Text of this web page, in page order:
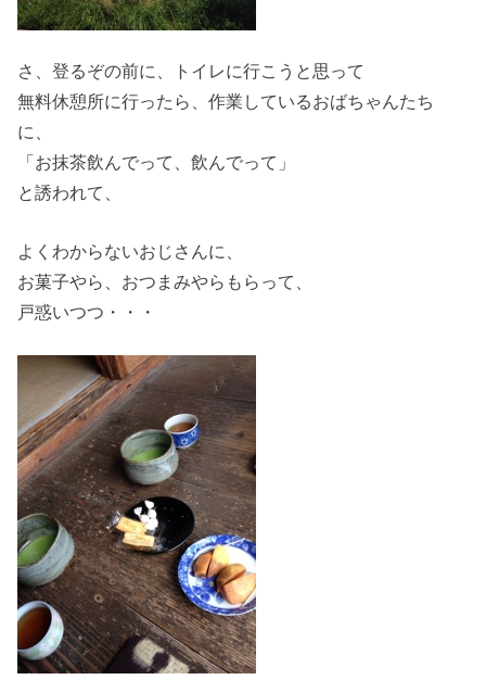
さ、登るぞの前に、トイレに行こうと思って
無料休憩所に行ったら、作業しているおばちゃんたち
に、
「お抹茶飲んでって、飲んでって」
と誘われて、
よくわからないおじさんに、
お菓子やら、おつまみやらもらって、
戸惑いつつ・・・